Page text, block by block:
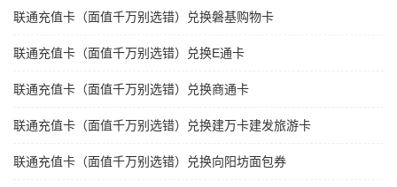
联通充值卡（面值千万别选错）兑换磐基购物卡
联通充值卡（面值千万别选错）兑换E通卡
联通充值卡（面值千万别选错）兑换商通卡
联通充值卡（面值千万别选错）兑换建万卡建发旅游卡
联通充值卡（面值千万别选错）兑换向阳坊面包券